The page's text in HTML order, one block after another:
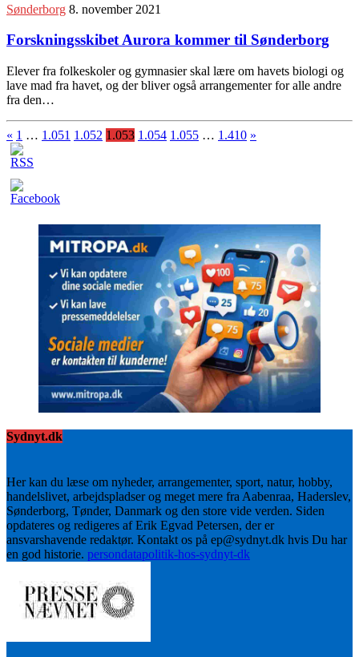
Sønderborg 8. november 2021
Forskningsskibet Aurora kommer til Sønderborg
Elever fra folkeskoler og gymnasier skal lære om havets biologi og
lave mad fra havet, og der bliver også arrangementer for alle andre
fra den…
« 1 … 1.051 1.052 1.053 1.054 1.055 … 1.410 »
Sydnyt.dk
Her kan du læse om nyheder, arrangementer, sport, natur, hobby,
handelslivet, arbejdspladser og meget mere fra Aabenraa, Haderslev,
Sønderborg, Tønder, Danmark og den store vide verden. Siden
opdateres og redigeres af Erik Egvad Petersen, der er
ansvarshavende redaktør. Kontakt os på ep@sydnyt.dk hvis Du har
en god historie. persondatapolitik-hos-sydnyt-dk